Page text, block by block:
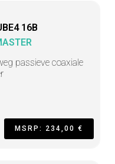
16B
passieve coaxiale
MSRP: 234,00 €